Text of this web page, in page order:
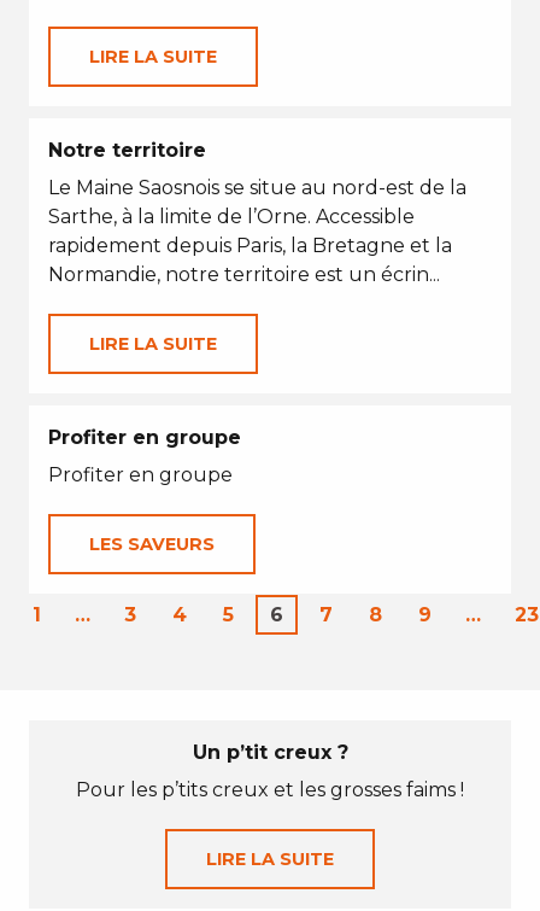
LIRE LA SUITE
Notre territoire
Le Maine Saosnois se situe au nord-est de la
Sarthe, à la limite de l’Orne. Accessible
rapidement depuis Paris, la Bretagne et la
Normandie, notre territoire est un écrin...
LIRE LA SUITE
Profiter en groupe
Profiter en groupe
LES SAVEURS
1 … 3 4 5 6 7 8 9 … 23
Un p’tit creux ?
Pour les p’tits creux et les grosses faims !
LIRE LA SUITE